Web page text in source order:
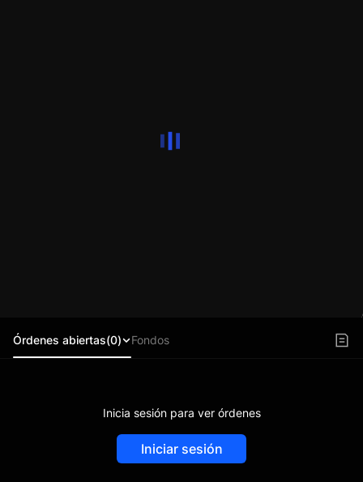
Órdenes abiertas(0) Fondos
Inicia sesión para ver órdenes
Iniciar sesión